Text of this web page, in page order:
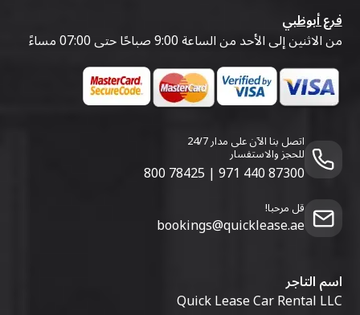
فرع أبوظبي
من الاثنين إلى الأحد من الساعة 9:00 صباحًا حتى 07:00 مساءً
اتصل بنا الآن على مدار 24/7
للحجز والاستفسار
800 78425 | 971 440 87300
قل مرحبا!
bookings@quicklease.ae
اسم التاجر
Quick Lease Car Rental LLC